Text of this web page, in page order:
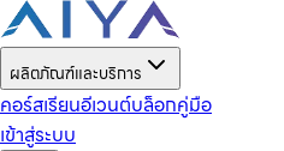
ผลิตภัณฑ์และบริการ
คอร์สเรียนอีเวนต์บล็อกคู่มือ
เข้าสู่ระบบ